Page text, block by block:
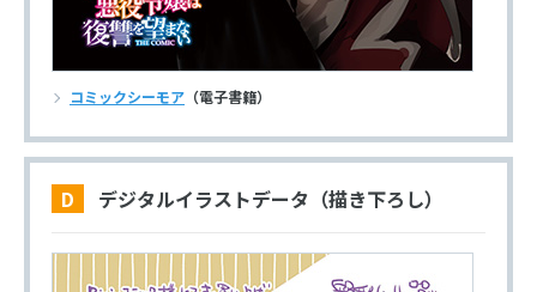
コミックシーモア （電子書籍）
D デジタルイラストデータ（描き下ろし）